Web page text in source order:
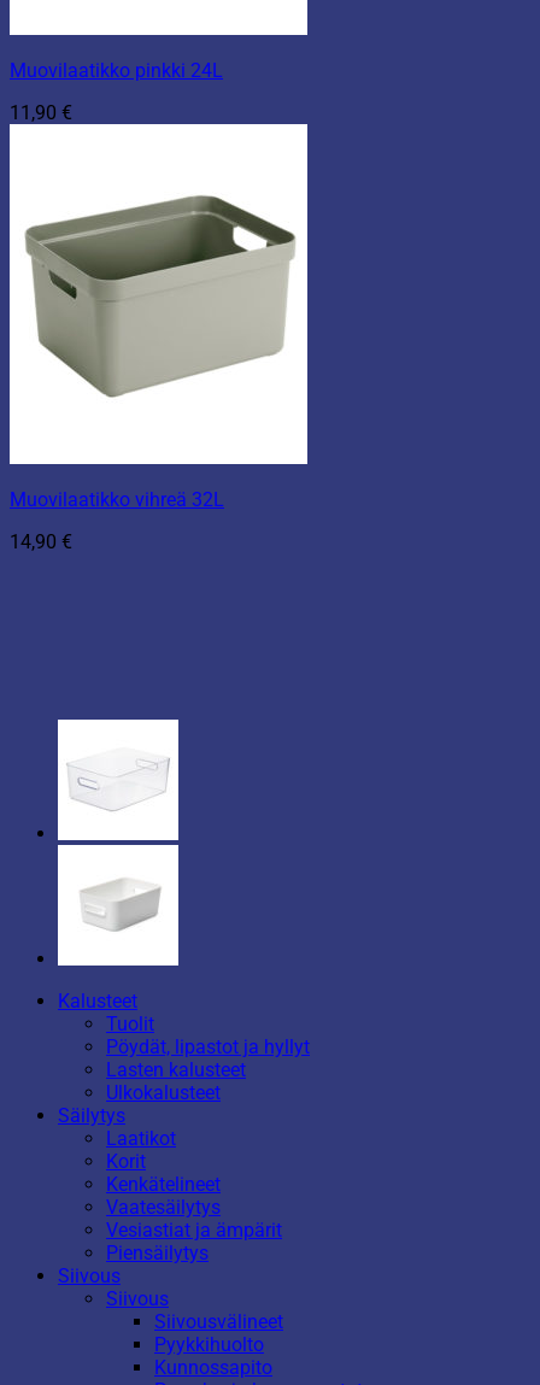
Muovilaatikko pinkki 24L
11,90 €
Muovilaatikko vihreä 32L
14,90 €
Kalusteet
Tuolit
Pöydät, lipastot ja hyllyt
Lasten kalusteet
Ulkokalusteet
Säilytys
Laatikot
Korit
Kenkätelineet
Vaatesäilytys
Vesiastiat ja ämpärit
Piensäilytys
Siivous
Siivous
Siivousvälineet
Pyykkihuolto
Kunnossapito